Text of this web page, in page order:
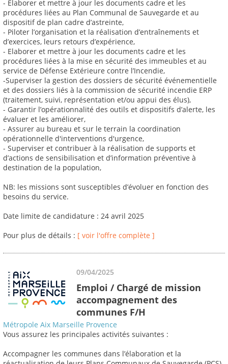
- Élaborer et mettre à jour les documents cadre et les
procédures liées au Plan Communal de Sauvegarde et au
dispositif de plan cadre d’astreinte,
- Piloter l’organisation et la réalisation d’entraînements et
d’exercices, leurs retours d’expérience,
- Elaborer et mettre à jour les documents cadre et les
procédures liées à la mise en sécurité des immeubles et au
service de Défense Extérieure contre l’Incendie,
-Superviser la gestion des dossiers de sécurité événementielle
et des dossiers liés à la commission de sécurité incendie ERP
(traitement, suivi, représentation et/ou appui des élus),
- Garantir l’opérationnalité des outils et dispositifs d’alerte, les
évaluer et les améliorer,
- Assurer au bureau et sur le terrain la coordination
opérationnelle d'interventions d'urgence,
- Superviser et contribuer à la réalisation de supports et
d’actions de sensibilisation et d’information préventive à
destination de la population,
NB: les missions sont susceptibles d’évoluer en fonction des
besoins du service.
Date limite de candidature : 24 avril 2025
Pour plus de détails : [ voir l'offre complète ]
09/04/2025
Emploi / Chargé de mission
accompagnement des
communes F/H
Métropole Aix Marseille Provence
Vous assurez les principales activités suivantes :
Accompagner les communes dans l’élaboration et la